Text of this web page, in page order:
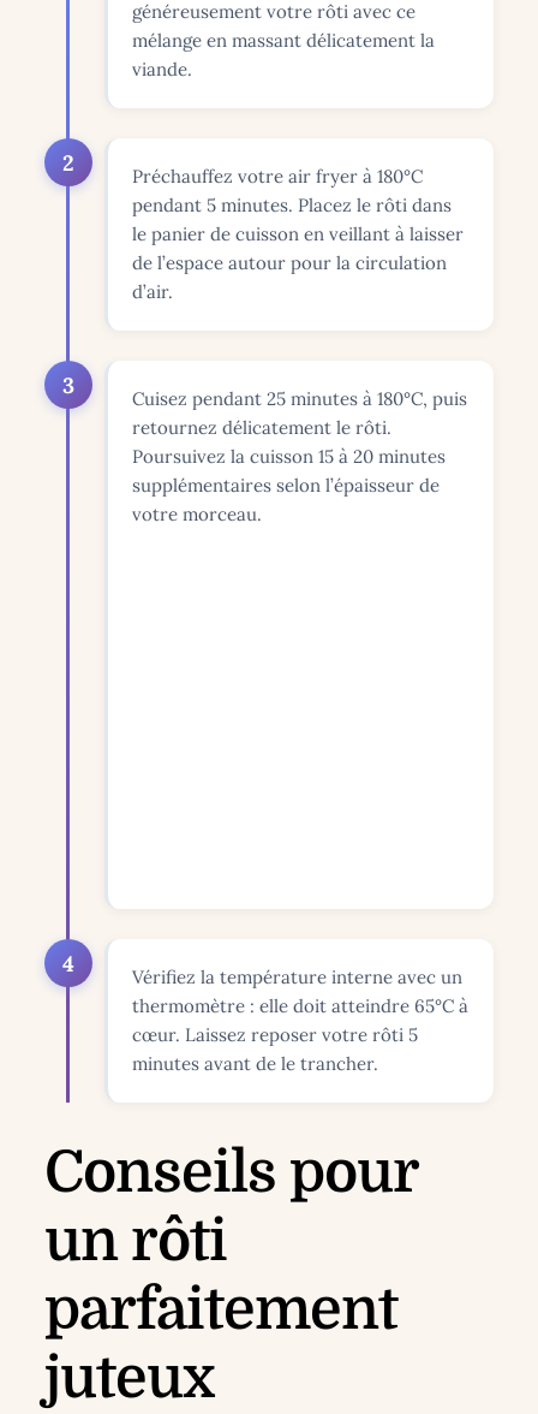
généreusement votre rôti avec ce
mélange en massant délicatement la
viande.
2
Préchauffez votre air fryer à 180°C
pendant 5 minutes. Placez le rôti dans
le panier de cuisson en veillant à laisser
de l’espace autour pour la circulation
d’air.
3
Cuisez pendant 25 minutes à 180°C, puis
retournez délicatement le rôti.
Poursuivez la cuisson 15 à 20 minutes
supplémentaires selon l’épaisseur de
votre morceau.
4
Vérifiez la température interne avec un
thermomètre : elle doit atteindre 65°C à
cœur. Laissez reposer votre rôti 5
minutes avant de le trancher.
Conseils pour
un rôti
parfaitement
juteux